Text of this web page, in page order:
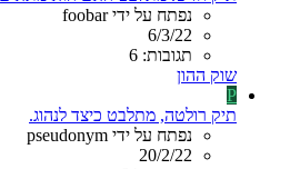
נפתח על ידי foobar
6/3/22
תגובות: 6
שוק ההון
P
תיק רולטה, מתלבט כיצד לנהוג.
נפתח על ידי pseudonym
20/2/22